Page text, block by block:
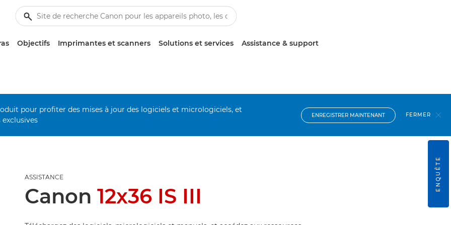
Objectifs Imprimantes et scanners Solutions et services Assistance & support
pour profiter des mises à jour des logiciels et micrologiciels, et
ENREGISTRER MAINTENANT FERMER
ASSISTANCE
Canon 12x36 IS III
ENQUÊTE